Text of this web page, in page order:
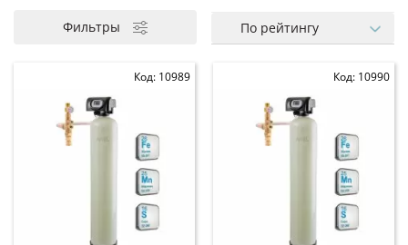
Промышленные
Фильтры По рейтингу
Код: 10989 Код: 10990